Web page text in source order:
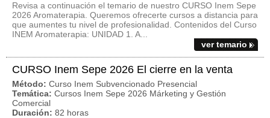
Revisa a continuación el temario de nuestro CURSO Inem Sepe
2026 Aromaterapia. Queremos ofrecerte cursos a distancia para
que aumentes tu nivel de profesionalidad. Contenidos del Curso
INEM Aromaterapia: UNIDAD 1. A...
ver temario
CURSO Inem Sepe 2026 El cierre en la venta
Método: Curso Inem Subvencionado Presencial
Temática: Cursos Inem Sepe 2026 Márketing y Gestión
Comercial
Duración: 82 horas